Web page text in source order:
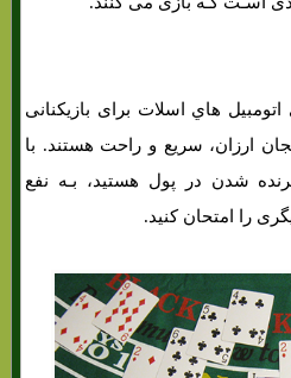
هاي‌ اسلات برای بازیکنانی
ارزان، سریع و راحت هستند. با
شدن در پول هستید، بـه نفع
را امتحان کنید.